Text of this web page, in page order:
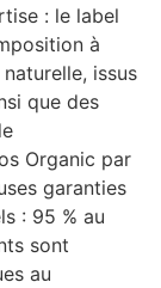
: le label
à
issus
que des
Organic par
garanties
: 95 % au
sont
au